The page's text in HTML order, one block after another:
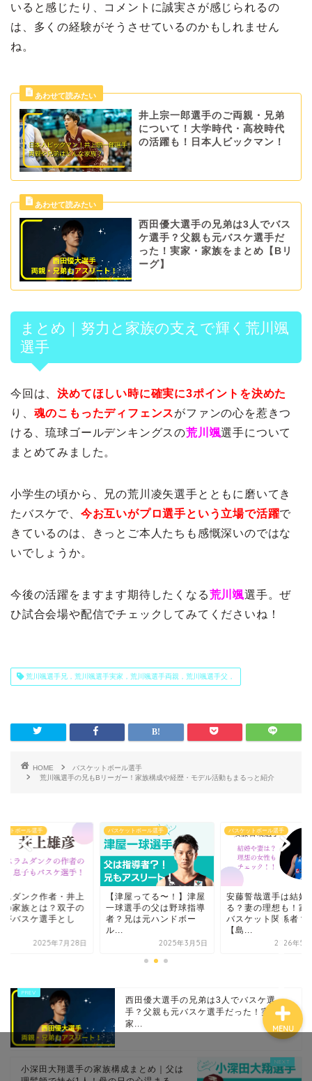
いると感じたり、コメントに誠実さが感じられるの
は、多くの経験がそうさせているのかもしれません
ね。
井上宗一郎選手のご両親・兄弟
について！大学時代・高校時代
の活躍も！日本人ビックマン！
西田優大選手の兄弟は3人でバス
ケ選手？父親も元バスケ選手だ
った！実家・家族をまとめ【Bリ
ーグ】
まとめ｜努力と家族の支えで輝く荒川颯
選手
今回は、決めてほしい時に確実に3ポイントを決めた
り、 魂のこもったディフェンスがファンの心を惹きつ
ける、琉球ゴールデンキングスの荒川颯選手について
まとめてみました。
小学生の頃から、兄の荒川凌矢選手とともに磨いてき
たバスケで、 今お互いがプロ選手という立場で活躍で
きているのは、きっとご本人たちも感慨深いのではな
いでしょうか。
今後の活躍をますます期待したくなる荒川颯選手。ぜ
ひ試合会場や配信でチェックしてみてくださいね！
荒川颯選手兄，荒川颯選手実家，荒川颯選手両親，荒川颯選手父，
HOME
バスケットボール選手
荒川颯選手の兄もBリーガー！家族構成や経歴・モデル活動もまるっと紹介
ットボール選手
屋ってる〜！】津屋
選手の父は野球指導
兄は元ハンドボー
2025年3月5日
バスケットボール選手
安藤誓哉選手は結婚して
る？妻の理想も！家族は
バスケット関係者？
【島...
2026年5月28日
バスケットボール選手
スラムダンク作者・
雄彦の家族とは？双
息子がバスケ選手と
て...
2025年7
西田優大選手の兄弟は3人でバスケ選
手？父親も元バスケ選手だった！実家・
家...
小深田大翔選手の家族構成まとめ｜父は
MENU
ホーム
プロフィール
お問い合わせ